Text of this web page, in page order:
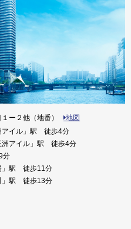
ー２他（地番） 地図
アイル」駅 徒歩4分
洲アイル」駅 徒歩4分
分
」駅 徒歩11分
」駅 徒歩13分